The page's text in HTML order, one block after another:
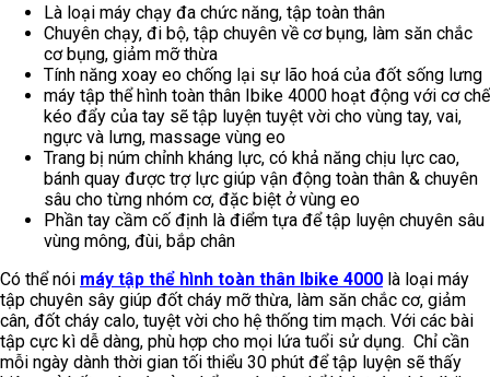
Là loại máy chạy đa chức năng, tập toàn thân
Chuyên chạy, đi bộ, tập chuyên về cơ bụng, làm săn chắc
cơ bụng, giảm mỡ thừa
Tính năng xoay eo chống lại sự lão hoá của đốt sống lưng
máy tập thể hình toàn thân Ibike 4000 hoạt động với cơ chế
kéo đẩy của tay sẽ tập luyện tuyệt vời cho vùng tay, vai,
ngực và lưng, massage vùng eo
Trang bị núm chỉnh kháng lực, có khả năng chịu lực cao,
bánh quay được trợ lực giúp vận động toàn thân & chuyên
sâu cho từng nhóm cơ, đặc biệt ở vùng eo
Phần tay cầm cố định là điểm tựa để tập luyện chuyên sâu
vùng mông, đùi, bắp chân
Có thể nói máy tập thể hình toàn thân Ibike 4000 là loại máy
tập chuyên sây giúp đốt cháy mỡ thừa, làm săn chắc cơ, giảm
cân, đốt cháy calo, tuyệt vời cho hệ thống tim mạch. Với các bài
tập cực kì dễ dàng, phù hợp cho mọi lứa tuổi sử dụng. Chỉ cần
mỗi ngày dành thời gian tối thiểu 30 phút để tập luyện sẽ thấy